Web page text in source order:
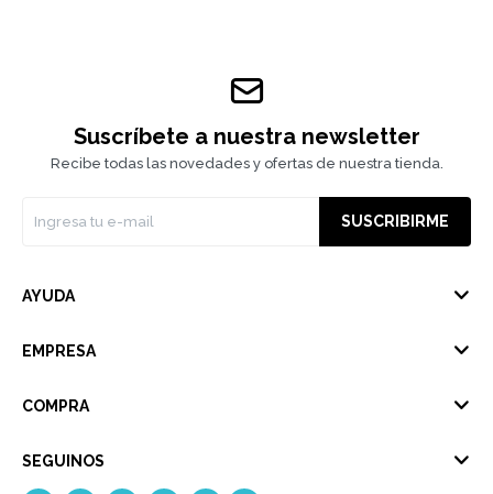
Suscríbete a nuestra newsletter
Recibe todas las novedades y ofertas de nuestra tienda.
SUSCRIBIRME
AYUDA
EMPRESA
COMPRA
SEGUINOS